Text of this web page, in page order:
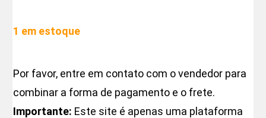
1 em estoque
Por favor, entre em contato com o vendedor para
combinar a forma de pagamento e o frete.
Importante: Este site é apenas uma plataforma